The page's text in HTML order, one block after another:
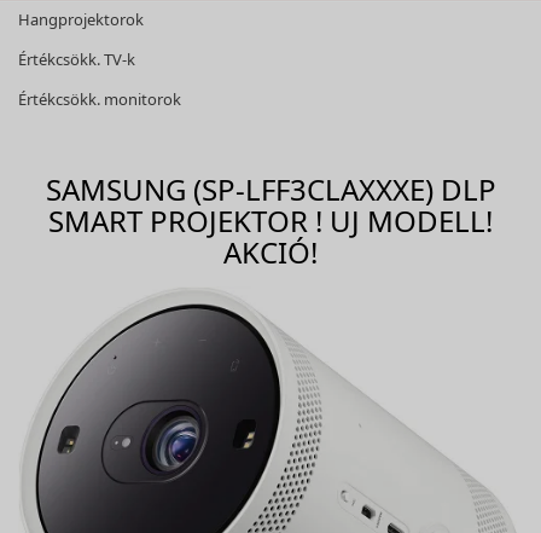
Hangprojektorok
Értékcsökk. TV-k
Értékcsökk. monitorok
SAMSUNG (SP-LFF3CLAXXXE) DLP
SMART PROJEKTOR ! UJ MODELL!
AKCIÓ!